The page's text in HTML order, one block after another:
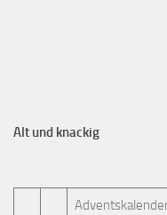
Alt und knackig